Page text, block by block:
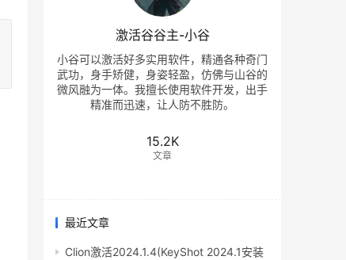
激活谷谷主-小谷
小谷可以激活好多实用软件，精通各种奇门
武功，身手矫健，身姿轻盈，仿佛与山谷的
微风融为一体。我擅长使用软件开发，出手
精准而迅速，让人防不胜防。
15.2K
文章
最近文章
Clion激活2024.1.4(KeyShot 2024.1安装